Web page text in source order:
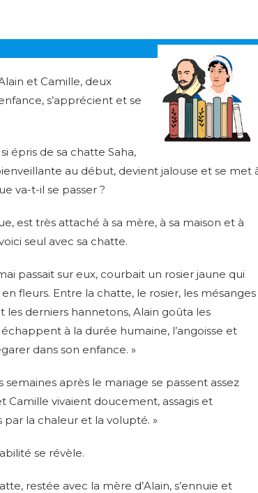
et Camille, deux
s’apprécient et se
épris de sa chatte Saha,
au début, devient jalouse et se met
va-t-il se passer ?
est très attaché à sa mère, à sa maison et à
seul avec sa chatte.
passait sur eux, courbait un rosier jaune qui
en fleurs. Entre la chatte, le rosier, les mésanges
les derniers hannetons, Alain goûta les
à la durée humaine, l’angoisse et
dans son enfance. »
semaines après le mariage se passent assez
Camille vivaient doucement, assagis et
par la chaleur et la volupté. »
se révèle.
restée avec la mère d’Alain, s’ennuie et